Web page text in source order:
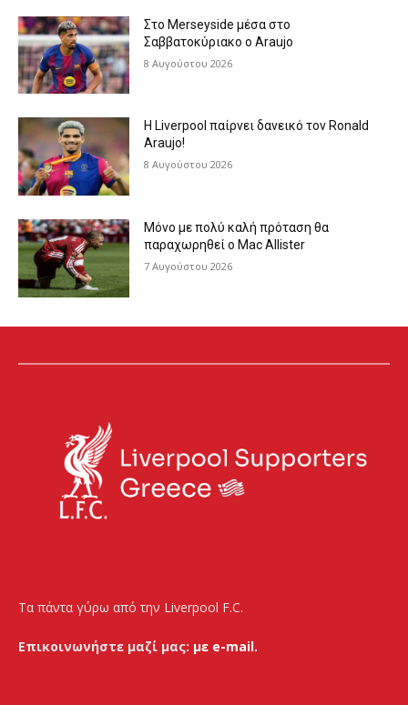
Στο Merseyside μέσα στο
Σαββατοκύριακο ο Araujo
8 Αυγούστου 2026
Η Liverpool παίρνει δανεικό τον Ronald
Araujo!
8 Αυγούστου 2026
Μόνο με πολύ καλή πρόταση θα
παραχωρηθεί ο Mac Allister
7 Αυγούστου 2026
Τα πάντα γύρω από την Liverpool F.C.
Επικοινωνήστε μαζί μας: με e-mail.